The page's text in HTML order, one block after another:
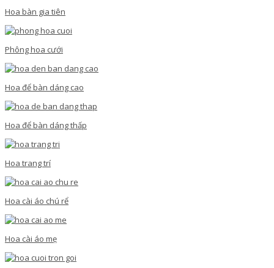
Hoa bàn gia tiên
Phông hoa cưới
Hoa để bàn dáng cao
Hoa để bàn dáng thấp
Hoa trang trí
Hoa cài áo chú rể
Hoa cài áo mẹ